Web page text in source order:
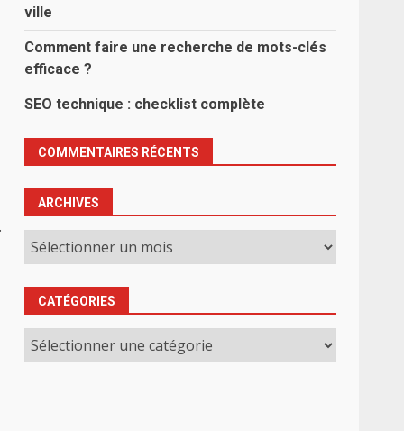
ville
Comment faire une recherche de mots-clés
efficace ?
SEO technique : checklist complète
COMMENTAIRES RÉCENTS
ARCHIVES
Archives
CATÉGORIES
Catégories